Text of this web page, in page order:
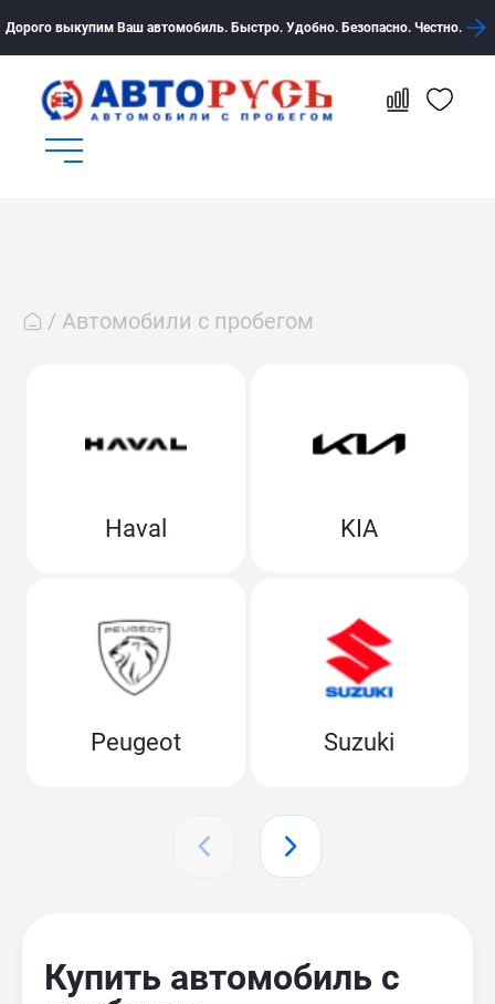
Дорого выкупим Ваш автомобиль. Быстро. Удобно. Безопасно. Честно.
Автомобили с пробегом
Haval KIA
Peugeot Suzuki
Купить автомобиль с